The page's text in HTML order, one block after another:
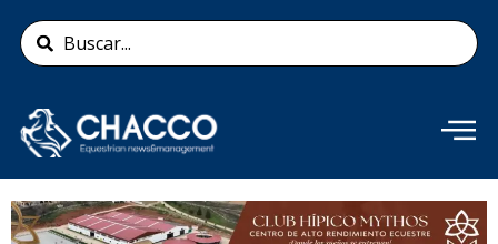
contenido
Search
...
Añade aquí tu texto de
cabecera